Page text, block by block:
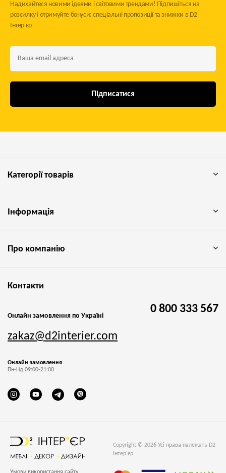
Надихайтеся новими ідеями і світовими трендами! Підпишіться на
розсилку і отримуйте бонуси: спеціальні пропозиції та знижки в D2
Інтер'єр
Підписатися
Copyright © 2026 Усі права належать D2
Інтер'єр
Категорії товарів
Інформація
Про компанію
Контакти
Онлайн замовлення по Україні
0 800 333 567
zakaz@d2interier.com
Онлайн замовлення
Пн-Нд 09:00-21:00